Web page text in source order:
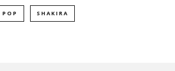
POP SHAKIRA